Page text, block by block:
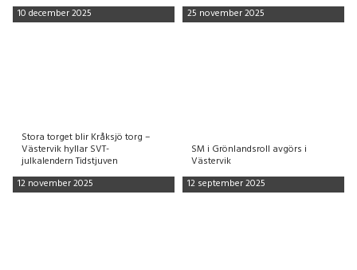
10 december 2025
25 november 2025
Stora torget blir Kråksjö torg –
Västervik hyllar SVT-
julkalendern Tidstjuven
12 november 2025
SM i Grönlandsroll avgörs i
Västervik
12 september 2025